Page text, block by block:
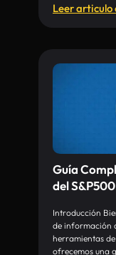
Leer articulo
Guía
del S&P500
Introducción
de información
herramientas
ofrecemos una